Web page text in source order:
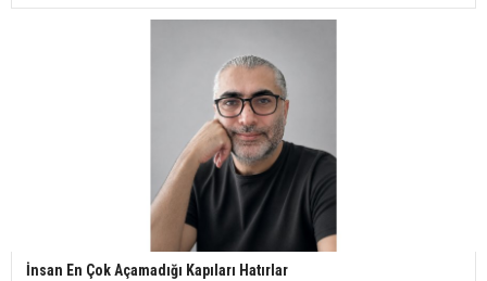
İnsan En Çok Açamadığı Kapıları Hatırlar